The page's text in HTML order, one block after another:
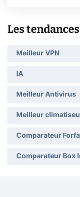
Les tendances
Meilleur VPN
IA
Meilleur Antivirus
Meilleur
Comparateur
Comparateur Box